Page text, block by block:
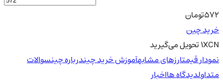
572تومان
خرید چین
1XCNتحویلمی‌گیرید
نمودار قیمتارزهای مشابهآموزش خرید چیندرباره چینسوالات
متداولدیدگاه هااخبار